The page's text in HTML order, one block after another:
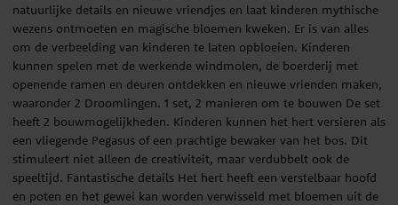
natuurlijke details en nieuwe vriendjes en laat kinderen mythische
wezens ontmoeten en magische bloemen kweken. Er is van alles
om de verbeelding van kinderen te laten opbloeien. Kinderen
kunnen spelen met de werkende windmolen, de boerderij met
openende ramen en deuren ontdekken en nieuwe vrienden maken,
waaronder 2 Droomlingen. 1 set, 2 manieren om te bouwen De set
heeft 2 bouwmogelijkheden. Kinderen kunnen het hert versieren als
een vliegende Pegasus of een prachtige bewaker van het bos. Dit
stimuleert niet alleen de creativiteit, maar verdubbelt ook de
speeltijd. Fantastische details Het hert heeft een verstelbaar hoofd
en poten en het gewei kan worden verwisseld met bloemen uit de